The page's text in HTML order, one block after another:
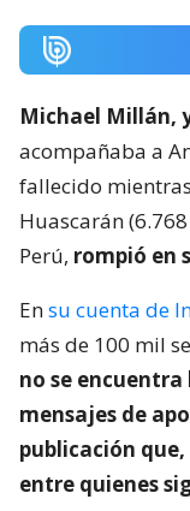
Michael Millán,
acompañaba a
fallecido
Huascarán
Perú, rompió en
Ensu cuenta de
más de 100 mil
no se
mensajes de
publicación
entre quienes